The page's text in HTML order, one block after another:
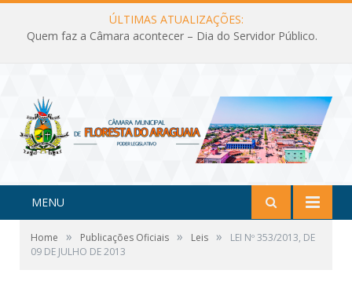
ÚLTIMAS ATUALIZAÇÕES:
Quem faz a Câmara acontecer – Dia do Servidor Público.
MENU
Home » Publicações Oficiais » Leis »
LEI Nº 353/2013, DE
09 DE JULHO DE 2013